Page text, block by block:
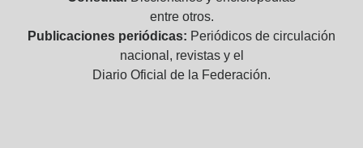
entre otros.
Publicaciones periódicas: Periódicos de circulación
nacional, revistas y el
Diario Oficial de la Federación.